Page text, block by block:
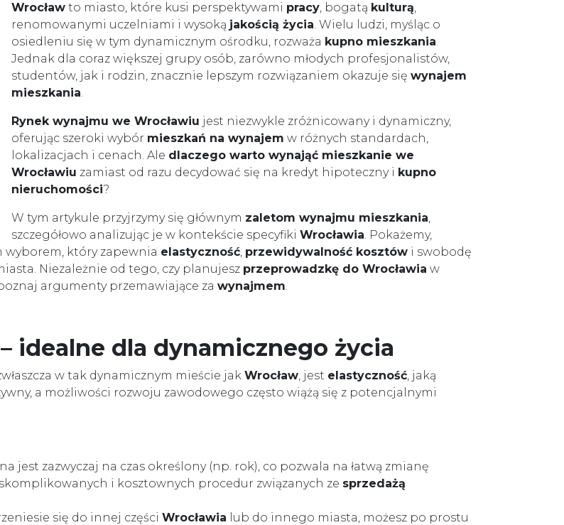
Wrocław to miasto, które kusi perspektywami pracy, bogatą kulturą,
renomowanymi uczelniami i wysoką jakością życia. Wielu ludzi, myśląc o
osiedleniu się w tym dynamicznym ośrodku, rozważa kupno mieszkania.
Jednak dla coraz większej grupy osób, zarówno młodych profesjonalistów,
studentów, jak i rodzin, znacznie lepszym rozwiązaniem okazuje się wynajem
mieszkania.
Rynek wynajmu we Wrocławiu jest niezwykle zróżnicowany i dynamiczny,
oferując szeroki wybór mieszkań na wynajem w różnych standardach,
lokalizacjach i cenach. Ale dlaczego warto wynająć mieszkanie we
Wrocławiu zamiast od razu decydować się na kredyt hipoteczny i kupno
nieruchomości?
W tym artykule przyjrzymy się głównym zaletom wynajmu mieszkania,
szczegółowo analizując je w kontekście specyfiki Wrocławia. Pokażemy,
wyborem, który zapewnia elastyczność, przewidywalność kosztów i swobodę
Niezależnie od tego, czy planujesz przeprowadzkę do Wrocławia w
argumenty przemawiające za wynajmem.
idealne dla dynamicznego życia
w tak dynamicznym mieście jak Wrocław, jest elastyczność, jaką
a możliwości rozwoju zawodowego często wiążą się z potencjalnymi
jest zazwyczaj na czas określony (np. rok), co pozwala na łatwą zmianę
i kosztownych procedur związanych ze sprzedażą
się do innej części Wrocławia lub do innego miasta, możesz po prostu